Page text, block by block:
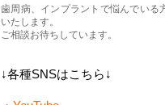
歯周病、インプラントで悩んでいる
いたします。
ご相談お待ちしています。
↓各種SNSはこちら↓